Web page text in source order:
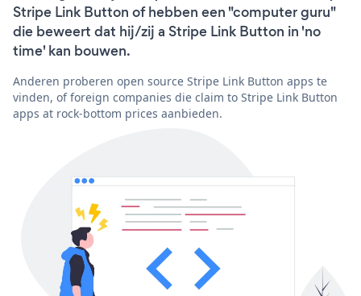
Stripe Link Button of hebben een "computer guru"
die beweert dat hij/zij a Stripe Link Button in 'no
time' kan bouwen.
Anderen proberen open source Stripe Link Button apps te
vinden, of foreign companies die claim to Stripe Link Button
apps at rock-bottom prices aanbieden.